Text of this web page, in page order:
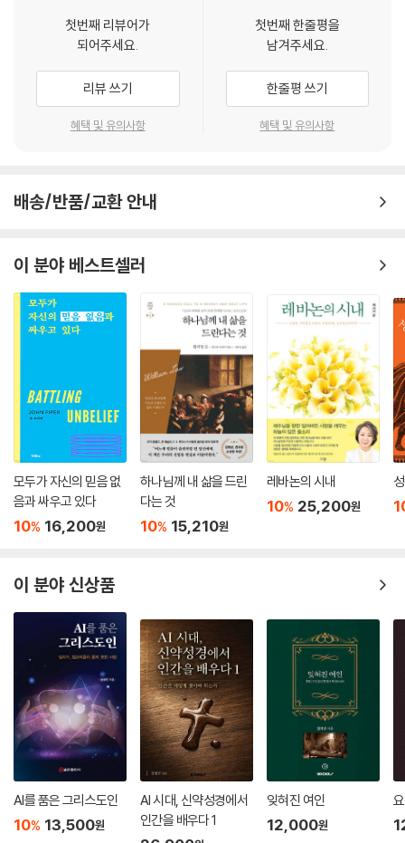
만 니 자신이 이미 언급했듯이 신실한 그리스도인은 육에 속한 정치, 경제,
사회, 문화, 교육, 여가, 놀이와 같은 것을 끌어안고 여기에 의미를 부여하
며 살 필요가 없고, 다만 영에 속한 것, 영원에 속한 것에만 관심을 기울이
면 된다고 주장하는 영육 이원론으로 빠져나가는 모습은 성경적인 사유에
기반한다기보다는 철학적인 사유에 귀속된다.
할을 수행한다는 사실을 강조할 뿐, 육은 악하고 영은 선하며 따라서 육은
인적으로 구원에 참여하게 될 것을 소망하며 범사에 헤아려 악은 모양이라
도 버리고 선은 어떤 희생을 치르더라도 취하는 그런 분별된 삶을 살아서
성령이 기뻐하고 즐거워하는 온전한 인간이 되었으면 좋겠다는 권면의 말
씀이다. 이 두 본문에는 어떤 형식의 영육 이원론도 게재되어 있지 않다.
삼분설을 떠나서라도 영육 이원론적인 관점은 교회의 역사에서 반복적으
로 경험되곤 하였다. 전체적으로 볼 때는 플라톤적인 영향력 아래 있었던
고린도교회라든지, 헬라적인 배경에서 형성된 동방정통교회라든지 하는
신앙고백공동체 안에서 그런 흐름이 발견되기 때문이다. 가장 극단적인 형
태인 영지주의의 사고방식(gnostic way of thinking)을 교회 안으로 슬
그머니 가지고 들어왔던 마르시온(Marcion)의 영향력도 상당히 거세었
고, 그런 잔향이 교회 안에 똬리를 틀고 지속적인 영향을 미쳐왔다고 말할
수 있다. 이러한 세속적인 관점이 성경의 몇몇 구절과 왜곡된 방식으로 얽
다.
한국 교회의 현실을 비판적으로 돌아보면 한국 교회가 그런 고질적인 병에
감염되어 있는 것으로 인식한 대중적인 진단이 없지 않다. 영화 《투캅스
2》에서는 배우 안성기가 분한 그리스도인 형사에게 투사되었듯이 한국 교
회가 세상에서는 세상의 방식을 따라서, 그러나 교회에서는 교회의 방식을
존중하며 살아가는 것을 당연히 여기는 이원화된 삶을 수용한 것으로 묘사
되기도 하였다. 사실 복음 안에서 온전한 삶으로 소환된 그리스도인이 세
속화된 사회를 살아가면서 그가 직면하고 있는 세속적인 가치관을 파헤치
고 기독교적인 삶을 노정하려는 마땅한 노력을 적당히 회피하려는 유혹에
직면하게 될 때, 영육 이원론이야말로 적당한 명분과 함께 취할 수 있는 선
택지로 다가올 수 있을 것이다. 그리하여 세속사회에도 잘 적응하고, 교회
에서도 적당히 잘 적응하는 그런 그리스도인으로 분하게 되는 것은 아닌가
첫번째 리뷰어가
되어주세요.
리뷰 쓰기
혜택 및 유의사항
첫번째 한줄평을
남겨주세요.
한줄평 쓰기
혜택 및 유의사항
배송/반품/교환 안내
이 분야 베스트셀러
모두가 자신의 믿음 없
음과 싸우고 있다
10% 16,200원
하나님께 내 삶을 드린
다는 것
10% 15,210원
레바논의 시내
10% 25,200원
이 분야 신상품
AI를 품은 그리스도인
10% 13,500원
AI 시대, 신약성경에서
인간을 배우다 1
잊혀진 여인
12,000원